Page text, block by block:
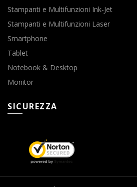
Stampanti e Multifunzioni Ink-Jet
Stampanti e Multifunzioni Laser
Smartphone
Tablet
Notebook & Desktop
Monitor
SICUREZZA